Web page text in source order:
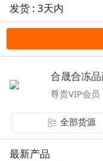
发货 : 3天内
合晟合冻
尊贵VIP会员
全部货源
最新产品